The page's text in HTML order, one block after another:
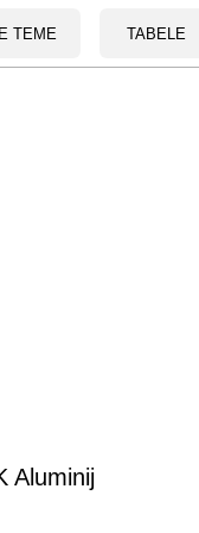
TEME TABELE
Aluminij